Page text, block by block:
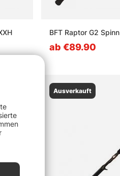
BFT Raptor G2 Spinn
ab €89.90
Ausverkauft